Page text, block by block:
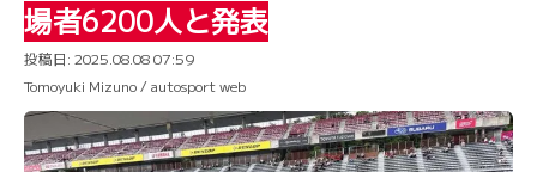
場者6200人と発表
投稿日: 2025.08.08 07:59
Tomoyuki Mizuno / autosport web